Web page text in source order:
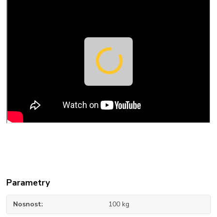
Parametry
Nosnost 100 kg